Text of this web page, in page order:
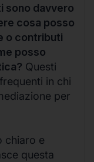
sono davvero
cosa posso
o contributi
posso
Questi
in chi
per
chiaro e
questa